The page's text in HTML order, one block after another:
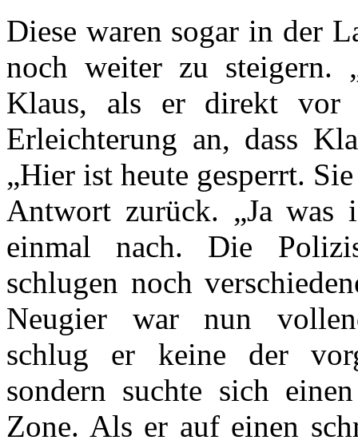
Diese waren sogar in der
noch weiter zu steigern.
Klaus, als er direkt vor
Erleichterung an, dass
„Hier ist heute gesperrt.
Antwort zurück. „Ja was
einmal nach. Die
schlugen noch
Neugier war nun
schlug er keine der
sondern suchte sich
Zone. Als er auf einen